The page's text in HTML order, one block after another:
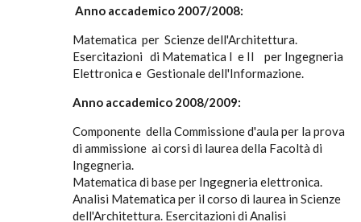
Anno accademico 2007/2008:
Matematica per Scienze dell'Architettura.
Esercitazioni di Matematica I e II per Ingegneria
Elettronica e Gestionale dell'Informazione.
Anno accademico 2008/2009:
Componente della Commissione d'aula per la prova
di ammissione ai corsi di laurea della Facoltà di
Ingegneria.
Matematica di base per Ingegneria elettronica.
Analisi Matematica per il corso di laurea in Scienze
dell'Architettura. Esercitazioni di Analisi